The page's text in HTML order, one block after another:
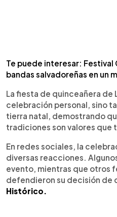
Te puede interesar: Festival
bandas salvadoreñas en un
La fiesta de quinceañera de
celebración personal, sino
tierra natal, demostrando
tradiciones son valores que
En redes sociales, la
diversas reacciones.
evento, mientras que otros
defendieron su decisión de
Histórico.